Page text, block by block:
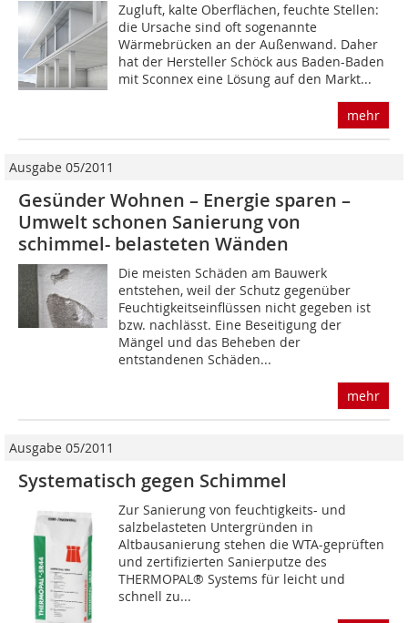
Zugluft, kalte Oberflächen, feuchte Stellen:
die Ursache sind oft sogenannte
Wärmebrücken an der Außenwand. Daher
hat der Hersteller Schöck aus Baden-Baden
mit Sconnex eine Lösung auf den Markt...
mehr
Ausgabe 05/2011
Gesünder Wohnen – Energie sparen –
Umwelt schonen Sanierung von
schimmel- belasteten Wänden
Die meisten Schäden am Bauwerk
entstehen, weil der Schutz gegenüber
Feuchtigkeitseinflüssen nicht gegeben ist
bzw. nachlässt. Eine Beseitigung der
Mängel und das Beheben der
entstandenen Schäden...
mehr
Ausgabe 05/2011
Systematisch gegen Schimmel
Zur Sanierung von feuchtigkeits- und
salzbelasteten Untergründen in
Altbausanierung stehen die WTA-geprüften
und zertifizierten Sanierputze des
THERMOPAL® Systems für leicht und
schnell zu...